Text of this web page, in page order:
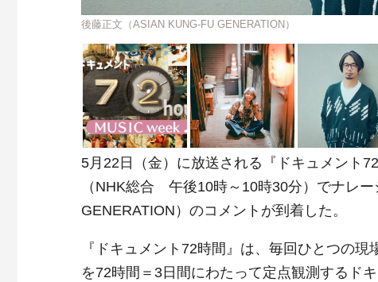
後藤正文（ASIAN KUNG-FU GENERATION）
5月22日（金）に放送される『ドキュメント
（NHK総合 午後10時～10時30分）でナレ
GENERATION）のコメントが到着した。
『ドキュメント72時間』は、毎回ひとつの
を72時間＝3日間にわたって定点観測するドキ